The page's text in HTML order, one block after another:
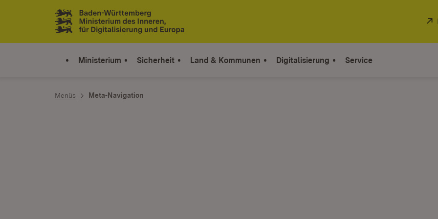
Zum Inhalt springen
Link zur Startseite
Ministerium Sicherheit Land & Kommunen Digitalisierung Service
Menüs Meta-Navigation